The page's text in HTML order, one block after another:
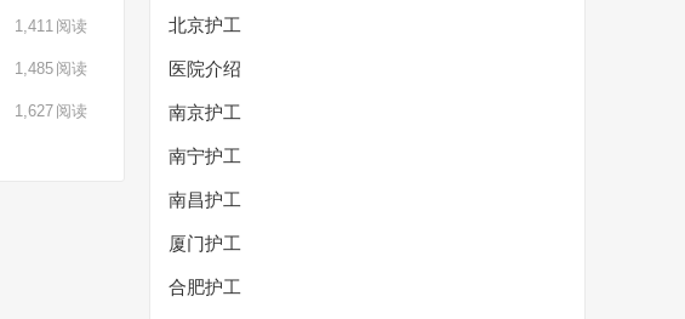
1,411 阅读
1,485 阅读
1,627 阅读
北京护工
医院介绍
南京护工
南宁护工
南昌护工
厦门护工
合肥护工